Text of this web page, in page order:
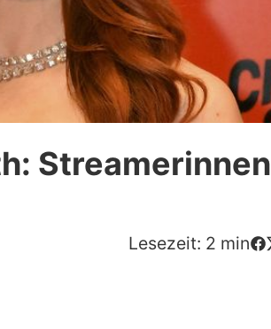
Streamerinnen
Lesezeit: 2 min